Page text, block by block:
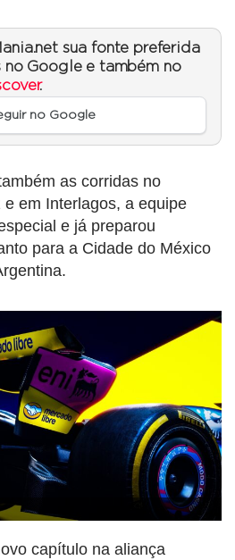
sua fonte preferida
no Google e também no
.
no Google
as corridas no
em Interlagos, a equipe
e já preparou
para a Cidade do México
capítulo na aliança